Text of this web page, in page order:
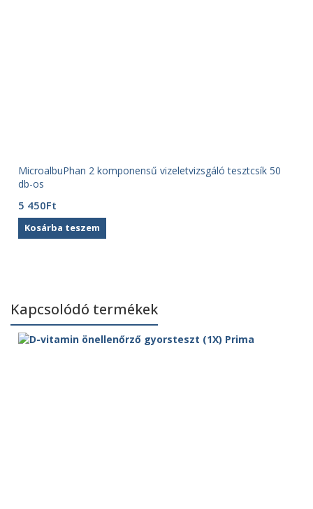
MicroalbuPhan 2 komponensű vizeletvizsgáló tesztcsík 50
db-os
5 450Ft
Kosárba teszem
Kapcsolódó termékek